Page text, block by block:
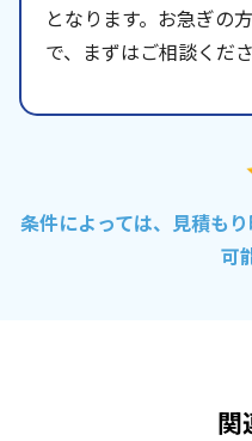
となります。お急ぎの
で、まずはご相談くださ
条件によっては、見積も
可
関